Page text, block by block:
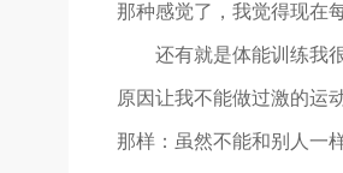
那种感觉了，我觉得现在
还有就是体能训练我很
原因让我不能做过激的运
那样：虽然不能和别人一